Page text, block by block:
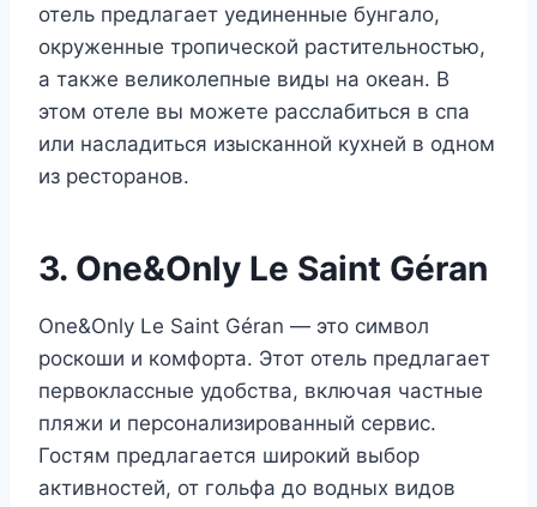
отель предлагает уединенные бунгало,
окруженные тропической растительностью,
а также великолепные виды на океан. В
этом отеле вы можете расслабиться в спа
или насладиться изысканной кухней в одном
из ресторанов.
3. One&Only Le Saint Géran
One&Only Le Saint Géran — это символ
роскоши и комфорта. Этот отель предлагает
первоклассные удобства, включая частные
пляжи и персонализированный сервис.
Гостям предлагается широкий выбор
активностей, от гольфа до водных видов